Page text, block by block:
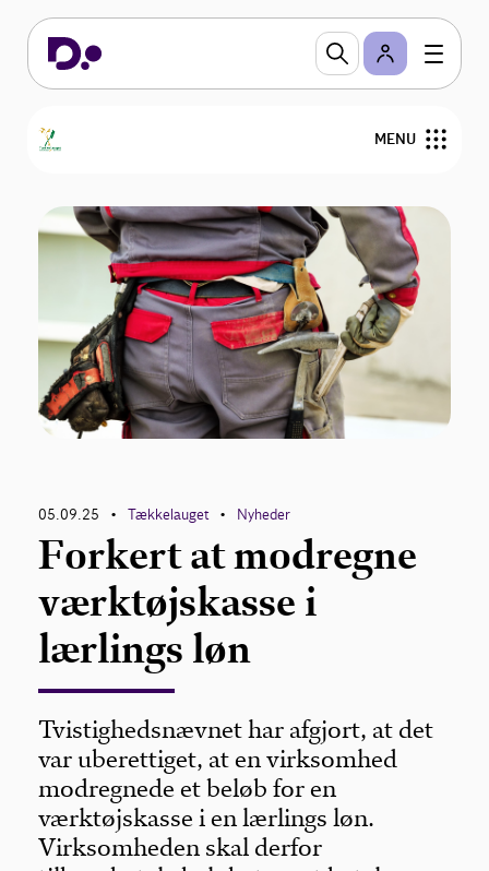
MENU
Find din tækkemand
Om stråtag
Om Tækkelauget
Bliv medlem
For medlemmer
Kontakt
05.09.25 • Tækkelauget • Nyheder
Forkert at modregne
værktøjskasse i
lærlings løn
Tvistighedsnævnet har afgjort, at det
var uberettiget, at en virksomhed
modregnede et beløb for en
værktøjskasse i en lærlings løn.
Virksomheden skal derfor